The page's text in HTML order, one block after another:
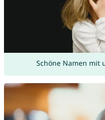
Schöne Namen mit